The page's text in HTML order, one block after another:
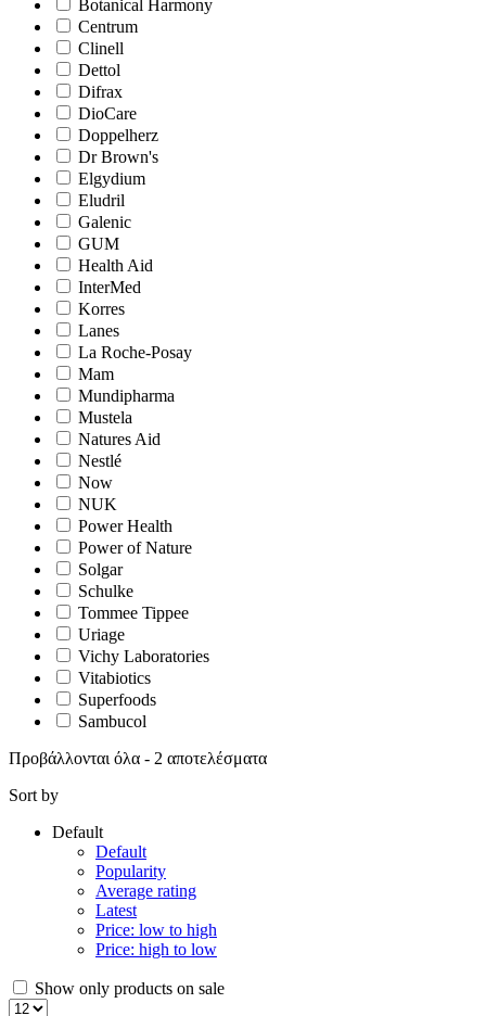
Botanical Harmony
Centrum
Clinell
Dettol
Difrax
DioCare
Doppelherz
Dr Brown's
Elgydium
Eludril
Galenic
GUM
Health Aid
InterMed
Korres
Lanes
La Roche-Posay
Mam
Mundipharma
Mustela
Natures Aid
Nestlé
Now
NUK
Power Health
Power of Nature
Solgar
Schulke
Tommee Tippee
Uriage
Vichy Laboratories
Vitabiotics
Superfoods
Sambucol
Προβάλλονται όλα - 2 αποτελέσματα
Sort by
Default
Default
Popularity
Average rating
Latest
Price: low to high
Price: high to low
Show only products on sale